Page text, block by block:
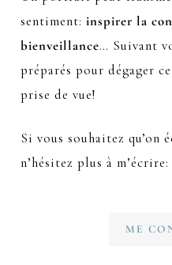
sentiment: inspirer la
bienveillance… Suivant
préparés pour dégager
prise de vue!
Si vous souhaitez qu’on
n’hésitez plus à m’écrire:
ME